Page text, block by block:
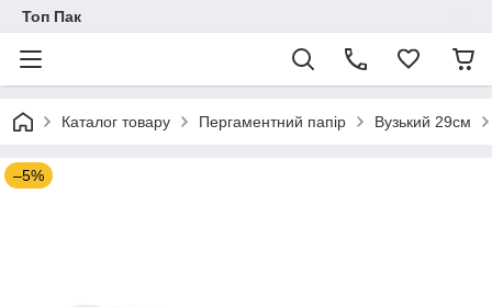
Топ Пак
Каталог товару Пергаментний папір Вузький 29см
–5%